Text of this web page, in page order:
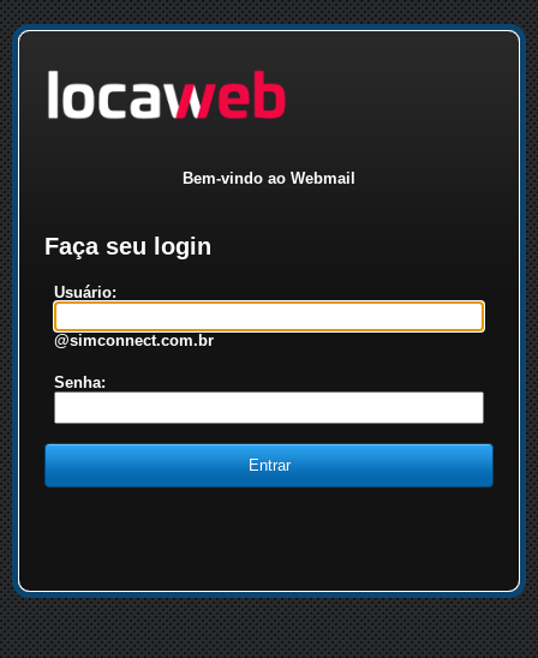
Bem-vindo ao Webmail
Faça seu login
Usuário:
@simconnect.com.br
Senha: